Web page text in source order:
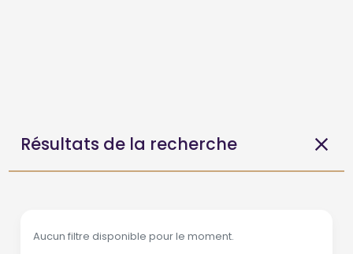
Résultats de la recherche
Aucun filtre disponible pour le moment.